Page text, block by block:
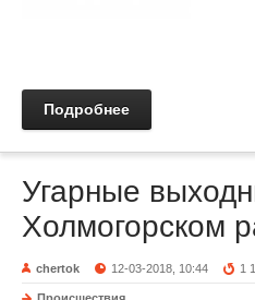
Подробнее
Угарные
Холмогорском
chertok 12-03-2018, 10:44 1